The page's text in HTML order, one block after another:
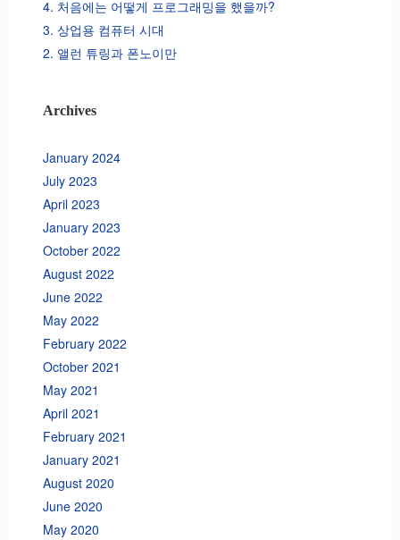
4. 처음에는 어떻게 프로그래밍을 했을까?
3. 상업용 컴퓨터 시대
2. 앨런 튜링과 폰노이만
Archives
January 2024
July 2023
April 2023
January 2023
October 2022
August 2022
June 2022
May 2022
February 2022
October 2021
May 2021
April 2021
February 2021
January 2021
August 2020
June 2020
May 2020